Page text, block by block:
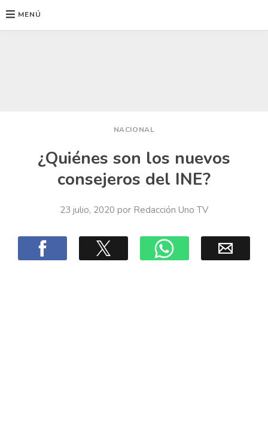
MENÚ
NACIONAL
¿Quiénes son los nuevos
consejeros del INE?
23 julio, 2020 por Redacción Uno TV